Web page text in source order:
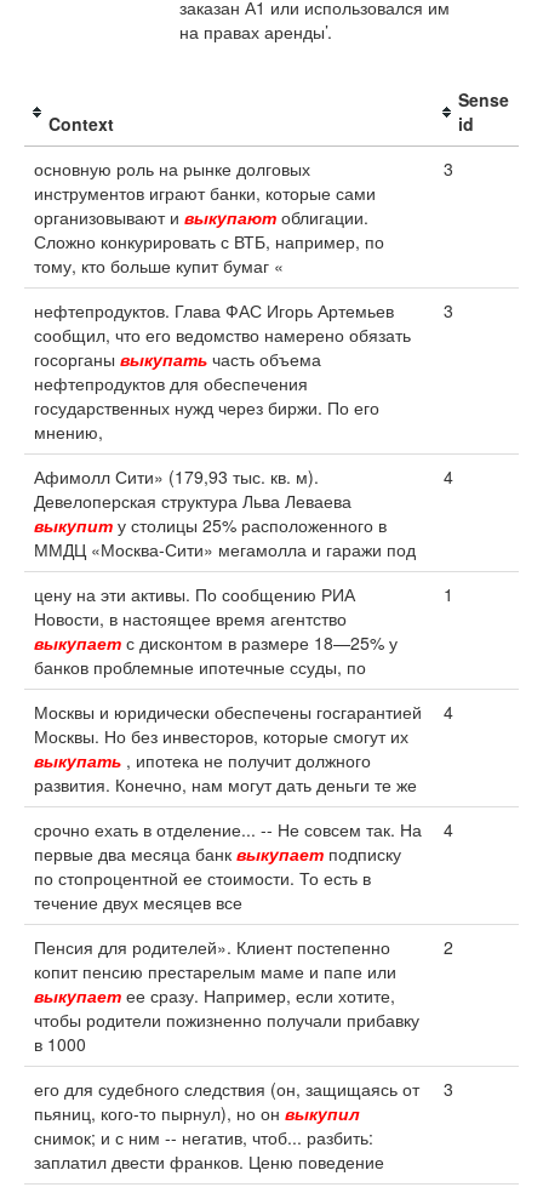
заказан А1 или использовался им
на правах аренды’.
Context
Sense
id
основную роль на рынке долговых
инструментов играют банки, которые сами
организовывают и выкупают облигации.
Сложно конкурировать с ВТБ, например, по
тому, кто больше купит бумаг «
3
нефтепродуктов. Глава ФАС Игорь Артемьев
сообщил, что его ведомство намерено обязать
госорганы выкупать часть объема
нефтепродуктов для обеспечения
государственных нужд через биржи. По его
мнению,
3
Афимолл Сити» (179,93 тыс. кв. м).
Девелоперская структура Льва Леваева
выкупит у столицы 25% расположенного в
ММДЦ «Москва-Сити» мегамолла и гаражи под
4
цену на эти активы. По сообщению РИА
Новости, в настоящее время агентство
выкупает с дисконтом в размере 18—25% у
банков проблемные ипотечные ссуды, по
1
Москвы и юридически обеспечены госгарантией
Москвы. Но без инвесторов, которые смогут их
выкупать , ипотека не получит должного
развития. Конечно, нам могут дать деньги те же
4
срочно ехать в отделение... -- Не совсем так. На
первые два месяца банк выкупает подписку
по стопроцентной ее стоимости. То есть в
течение двух месяцев все
4
Пенсия для родителей». Клиент постепенно
копит пенсию престарелым маме и папе или
выкупает ее сразу. Например, если хотите,
чтобы родители пожизненно получали прибавку
в 1000
2
его для судебного следствия (он, защищаясь от
пьяниц, кого-то пырнул), но он выкупил
снимок; и с ним -- негатив, чтоб... разбить:
заплатил двести франков. Ценю поведение
3